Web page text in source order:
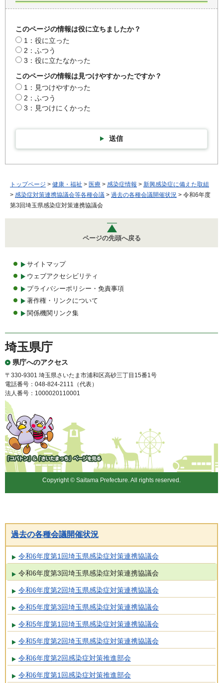
このページの情報は役に立ちましたか？
1：役に立った
2：ふつう
3：役に立たなかった
このページの情報は見つけやすかったですか？
1：見つけやすかった
2：ふつう
3：見つけにくかった
送信
トップページ > 健康・福祉 > 医療 > 感染症情報 > 新興感染症に備えた取組
> 感染症対策連携協議会等各種会議 > 過去の各種会議開催状況 > 令和6年度
第3回埼玉県感染症対策連携協議会
ページの先頭へ戻る
サイトマップ
ウェブアクセシビリティ
プライバシーポリシー・免責事項
著作権・リンクについて
関係機関リンク集
埼玉県庁
県庁へのアクセス
〒330-9301 埼玉県さいたま市浦和区高砂三丁目15番1号
電話番号：048-824-2111（代表）
法人番号：1000020110001
「コバトン」&「さいたまっ
ち」
Copyright © Saitama Prefecture. All rights reserved.
過去の各種会議開催状況
令和6年度第1回埼玉県感染症対策連携協議会
令和6年度第3回埼玉県感染症対策連携協議会
令和6年度第2回埼玉県感染症対策連携協議会
令和5年度第3回埼玉県感染症対策連携協議会
令和5年度第1回埼玉県感染症対策連携協議会
令和5年度第2回埼玉県感染症対策連携協議会
令和6年度第2回感染症対策推進部会
令和6年度第1回感染症対策推進部会